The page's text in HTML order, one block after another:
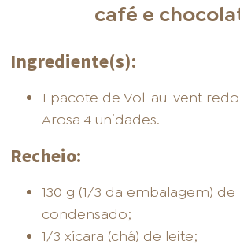
café e
Ingrediente(s):
1 pacote de Vol-au-vent
Arosa 4 unidades.
Recheio:
130 g (1/3 da embalagem) de
condensado;
1/3 xícara (chá) de leite;